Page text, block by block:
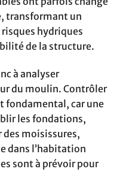
transformant un
hydriques
de la structure.
à analyser
du moulin. Contrôler
fondamental, car une
les fondations,
moisissures,
dans l’habitation
sont à prévoir pour